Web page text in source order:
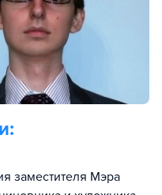
заместителя Мэра